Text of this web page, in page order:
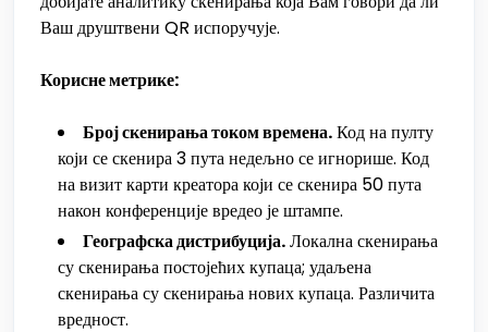
Ваш друштвени QR испоручује.
Корисне метрике:
Број скенирања током времена.Код на пулту
који се скенира 3 пута недељно се игнорише. Код
на визит карти креатора који се скенира 50 пута
након конференције вредео је штампе.
Географска дистрибуција.Локална скенирања
су скенирања постојећих купаца; удаљена
скенирања су скенирања нових купаца. Различита
вредност.